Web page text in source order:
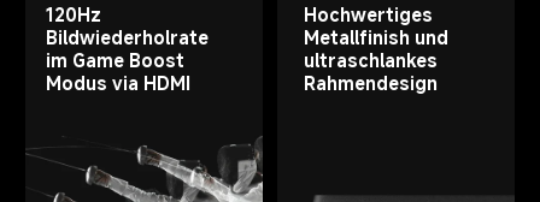
120Hz
Bildwiederholrate
im Game Boost
Hochwertiges
Metallfinish und
ultraschlankes
Rahmendesign